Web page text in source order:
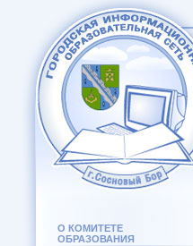
О КОМИТЕТЕ
ОБРАЗОВАНИЯ